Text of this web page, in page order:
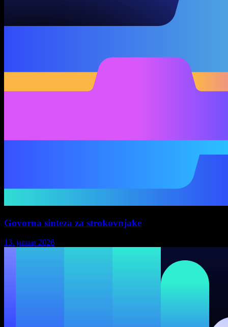
Govorna sinteza za strokovnjake
13. januar 2026